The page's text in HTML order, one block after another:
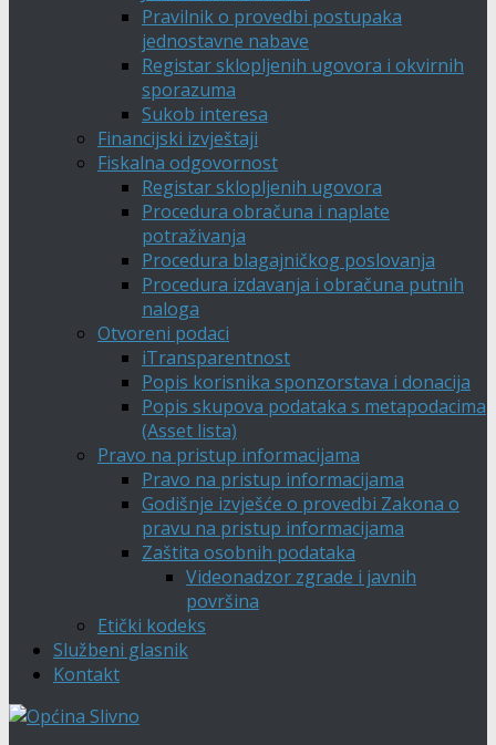
Pravilnik o provedbi postupaka
jednostavne nabave
Registar sklopljenih ugovora i okvirnih
sporazuma
Sukob interesa
Financijski izvještaji
Fiskalna odgovornost
Registar sklopljenih ugovora
Procedura obračuna i naplate
potraživanja
Procedura blagajničkog poslovanja
Procedura izdavanja i obračuna putnih
naloga
Otvoreni podaci
iTransparentnost
Popis korisnika sponzorstava i donacija
Popis skupova podataka s metapodacima
(Asset lista)
Pravo na pristup informacijama
Pravo na pristup informacijama
Godišnje izvješće o provedbi Zakona o
pravu na pristup informacijama
Zaštita osobnih podataka
Videonadzor zgrade i javnih
površina
Etički kodeks
Službeni glasnik
Kontakt